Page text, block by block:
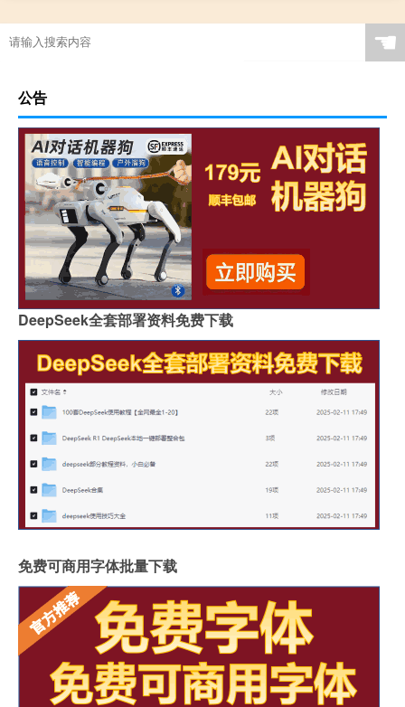
☚
公告
DeepSeek全套部署资料免费下载
免费可商用字体批量下载